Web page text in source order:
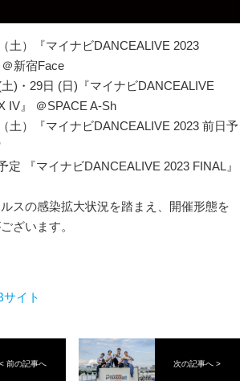
土）『マイナビDANCEALIVE 2023
新宿Face
)・29日 (日)『マイナビDANCEALIVE
IV』 ＠SPACE A-Sh
土）『マイナビDANCEALIVE 2023 前日予
定 『マイナビDANCEALIVE 2023 FINAL』
スの感染拡大状況を踏まえ、開催形態を
ざいます。
イト
< 前の記事へ 次の記事へ >